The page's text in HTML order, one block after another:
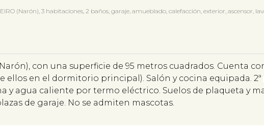
(Narón), 3 habitaciones, 2 baños, garaje, amueblado, calefacción, exterior, ascensor,
con una superficie de 95 metros cuadrados. Cuenta
ellos en el dormitorio principal). Salón y cocina equipada.
y agua caliente por termo eléctrico. Suelos de plaqueta y
de garaje. No se admiten mascotas.